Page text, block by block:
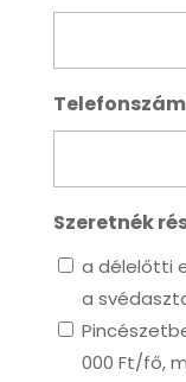
Telefonszám
Szeretnék
a délelőtti
a
000 Ft/fő,